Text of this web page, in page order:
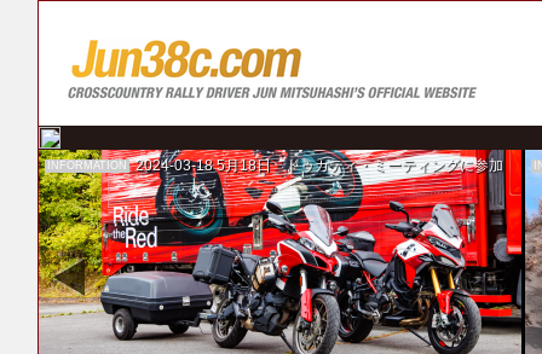
INFORMATION 2024-03-18 5月18日 ドゥカティ・ミーティングに参加